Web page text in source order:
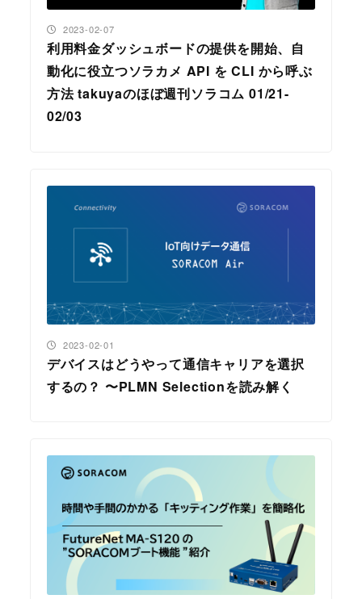
利用料金ダッシュボードの提供を開始、自
動化に役立つソラカメ API を CLI から呼ぶ
方法 takuyaのほぼ週刊ソラコム 01/21-
02/03
投稿日
2023-02-07
デバイスはどうやって通信キャリアを選択
するの？ 〜PLMN Selectionを読み解く
投稿日
2023-02-01